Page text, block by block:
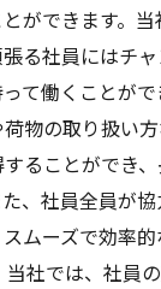
ができます。
る社員にはチ
て働くことが
物の取り扱い
ることができ
、社員全員が
ムーズで効率
社では、社員